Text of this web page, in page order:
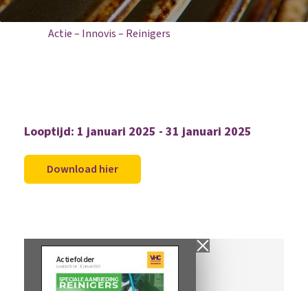
Aanbiedingen
Actie – Innovis – Reinigers
Looptijd: 1 januari 2025 - 31 januari 2025
Download hier